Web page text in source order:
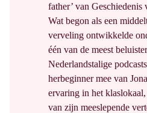
father’ van Geschiedenis
Wat begon als een
verveling ontwikkelde
één van de meest
Nederlandstalige
herbeginner mee van
ervaring in het
van zijn meeslepende